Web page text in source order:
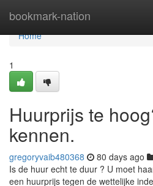
bookmark-nation
Home
Home
1
Huurprijs te
kennen.
gregoryvaib480368 80 days ago
Is de huur echt te duur ? U moet
een huurprijs tegen de wettelijke